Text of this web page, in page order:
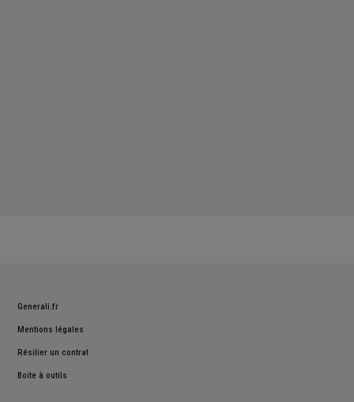
Generali.fr
Mentions légales
Résilier un contrat
Boite à outils